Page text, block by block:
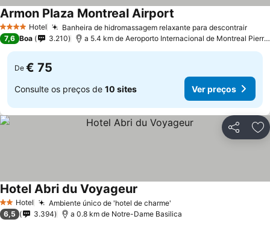
4 EstrelasHotel Banheira de hidromassagem relaxante para descontrair
Armon Plaza Montreal Airport
7,6 Boa 3.210 a 5.4 km de Aeroporto Internacional de Montreal Pierre Elliot Trudeau
De € 75
Consulte os preços de 10 sites Ver preços
Partilhar
2 Estrelas
Hotel Ambiente único de 'hotel de charme'
Hotel Abri du Voyageur
6,5 3.394 a 0.8 km de Notre-Dame Basilica